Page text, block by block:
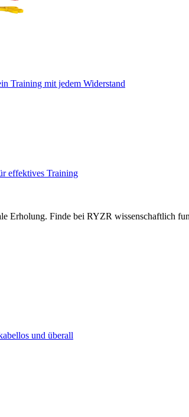
Training mit jedem Widerstand
effektives Training
Erholung. Finde bei RYZR wissenschaftlich
und überall